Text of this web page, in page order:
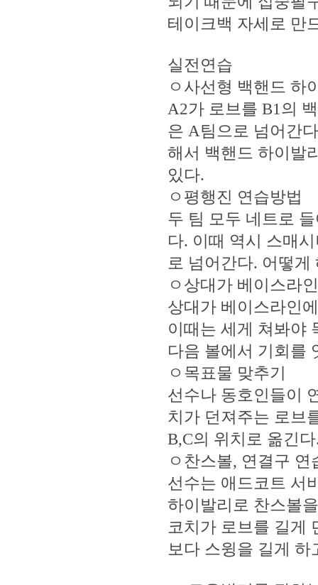
테이크백 자세로 만
실전연습
ㅇ사선형 백핸드 하
A2가 로브를 B1의
은 A팀으로 넘어간
해서 백핸드 하이발
있다.
ㅇ평행진 연습방법
두 팀 모두 네트로
다. 이때 역시 스매
로 넘어간다. 어떻
ㅇ상대가 베이스라
상대가 베이스라인
이때는 세게 쳐봐야
다음 볼에서 기회를
ㅇ목표물 맞추기
선수나 동호인들이
치가 던져주는 로브
B,C의 위치로 옮긴
ㅇ찬스볼, 연결구 연
선수는 애드코트 서
하이발리로 찬스볼
코치가 로브를 길게
보다 스윙을 길게